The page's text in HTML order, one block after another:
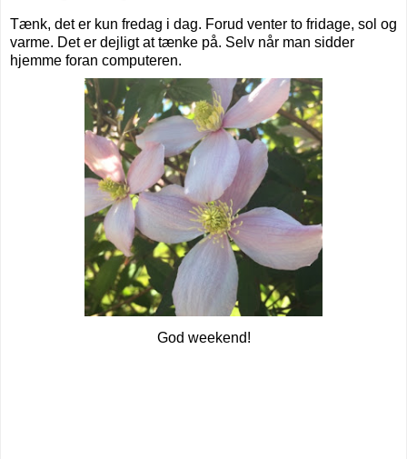
Tænk, det er kun fredag i dag. Forud venter to fridage, sol og
varme. Det er dejligt at tænke på. Selv når man sidder
hjemme foran computeren.
God weekend!